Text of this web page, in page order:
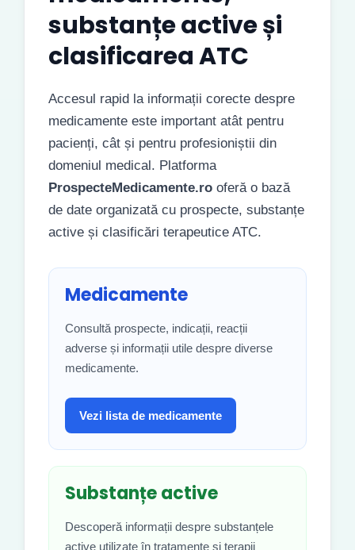
substanțe active și
clasificarea ATC
Accesul rapid la informații corecte despre
medicamente este important atât pentru
pacienți, cât și pentru profesioniștii din
domeniul medical. Platforma
ProspecteMedicamente.ro oferă o bază
de date organizată cu prospecte, substanțe
active și clasificări terapeutice ATC.
Medicamente
Consultă prospecte, indicații, reacții
adverse și informații utile despre diverse
medicamente.
Vezi lista de medicamente
Substanțe active
Descoperă informații despre substanțele
active utilizate în tratamente și terapii